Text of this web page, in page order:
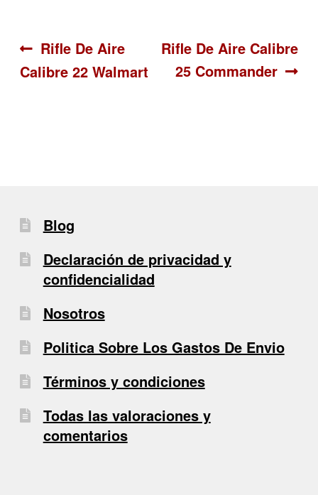
Navegación
de
Anterior:
Rifle De Aire
Calibre 22 Walmart
Siguiente:
Rifle De Aire Calibre
25 Commander
Blog
Declaración de privacidad y
confidencialidad
Nosotros
Politica Sobre Los Gastos De Envio
Términos y condiciones
Todas las valoraciones y
comentarios